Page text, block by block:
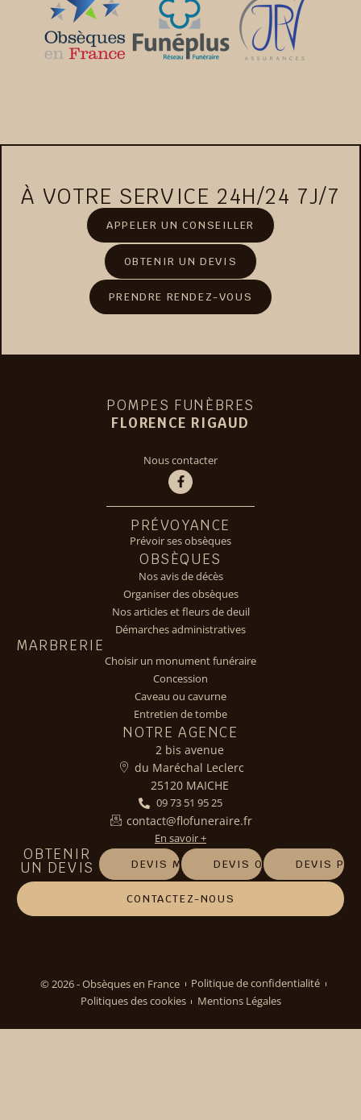
À VOTRE SERVICE 24H/24 7J/7
APPELER UN CONSEILLER
OBTENIR UN DEVIS
PRENDRE RENDEZ-VOUS
POMPES FUNÈBRES
FLORENCE RIGAUD
Nous contacter
PRÉVOYANCE
Prévoir ses obsèques
OBSÈQUES
Nos avis de décès
Organiser des obsèques
Nos articles et fleurs de deuil
Démarches administratives
MARBRERIE
Choisir un monument funéraire
Concession
Caveau ou cavurne
Entretien de tombe
NOTRE AGENCE
2 bis avenue
du Maréchal Leclerc
25120 MAICHE
09 73 51 95 25
contact@flofuneraire.fr
En savoir +
OBTENIR
UN DEVIS DEVIS MARBRERIEDEVIS OBSÈQUES
DEVIS
CONTACTEZ-NOUS
© 2026 - Obsèques en France
Politique de confidentialité
Politiques des cookies
Mentions Légales